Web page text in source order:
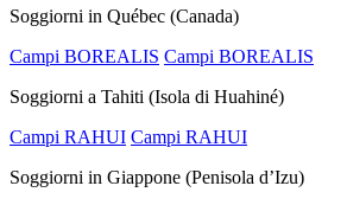
Soggiorni in Québec (Canada)
Campi BOREALIS Campi BOREALIS
Soggiorni a Tahiti (Isola di Huahiné)
Campi RAHUI Campi RAHUI
Soggiorni in Giappone (Penisola d’Izu)